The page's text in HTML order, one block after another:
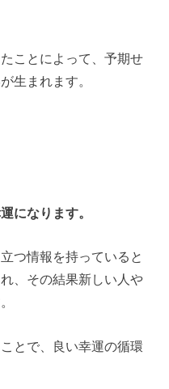
ことによって、予期せ
生まれます。
になります。
つ情報を持っていると
、その結果新しい人や
とで、良い幸運の循環